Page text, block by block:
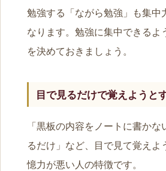
勉強する「ながら勉強」も集中
なります。勉強に集中できるよ
を決めておきましょう。
目で見るだけで覚えようと
「黒板の内容をノートに書か
るだけ」など、目で見て覚えよ
憶力が悪い人の特徴です。